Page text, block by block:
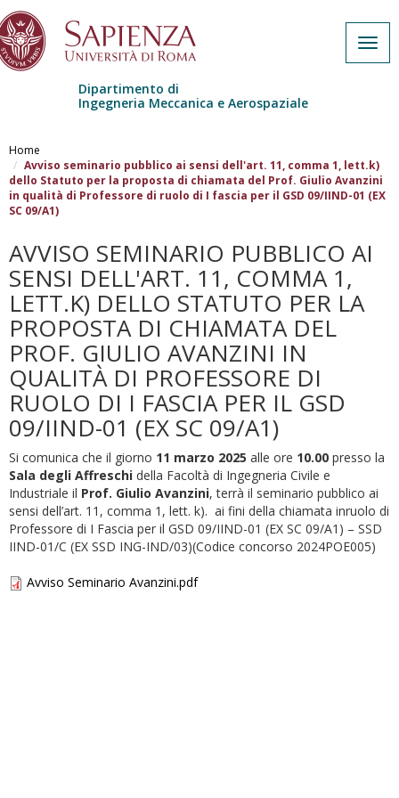
Dipartimento di
Ingegneria Meccanica e Aerospaziale
Home
Avviso seminario pubblico ai sensi dell'art. 11, comma 1, lett.k)
dello Statuto per la proposta di chiamata del Prof. Giulio Avanzini
in qualità di Professore di ruolo di I fascia per il GSD 09/IIND-01 (EX
SC 09/A1)
AVVISO SEMINARIO PUBBLICO AI
SENSI DELL'ART. 11, COMMA 1,
LETT.K) DELLO STATUTO PER LA
PROPOSTA DI CHIAMATA DEL
PROF. GIULIO AVANZINI IN
QUALITÀ DI PROFESSORE DI
RUOLO DI I FASCIA PER IL GSD
09/IIND-01 (EX SC 09/A1)
Si comunica che il giorno 11 marzo 2025 alle ore 10.00 presso la
Sala degli Affreschi della Facoltà di Ingegneria Civile e
Industriale il Prof. Giulio Avanzini, terrà il seminario pubblico ai
sensi dell’art. 11, comma 1, lett. k). ai fini della chiamata inruolo di
Professore di I Fascia per il GSD 09/IIND-01 (EX SC 09/A1) – SSD
IIND-01/C (EX SSD ING-IND/03)(Codice concorso 2024POE005)
Avviso Seminario Avanzini.pdf